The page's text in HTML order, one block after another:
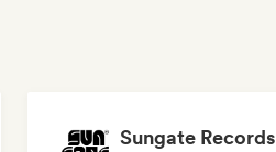
Sungate Records